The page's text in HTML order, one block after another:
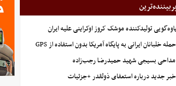
یاوه‌گویی تولیدکننده موشک کروز اوکراینی علیه ایران
حمله خلبانان ایرانی به پایگاه آمریکا بدون استفاده از GPS
مداحی بسیجی شهید حمیدرضا رجب‌زاده
خبر جدید درباره استعفای ذولقدر +جزئیات